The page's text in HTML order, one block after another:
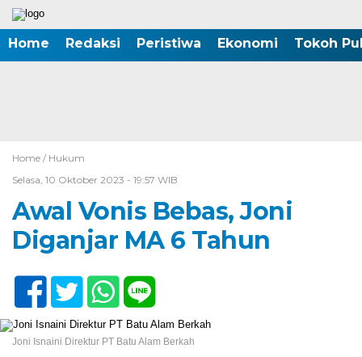
Home Redaksi Peristiwa Ekonomi Tokoh
Home / Hukum
Selasa, 10 Oktober 2023 - 19:57 WIB
Awal Vonis Bebas, Joni
Diganjar MA 6 Tahun
Joni Isnaini Direktur PT Batu Alam Berkah